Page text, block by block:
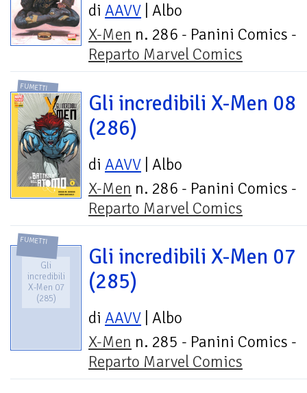
di AAVV | Albo
X-Men n. 286 - Panini Comics -
Reparto Marvel Comics
FUMETTI
Gli incredibili X-Men 08
(286)
di AAVV | Albo
X-Men n. 286 - Panini Comics -
Reparto Marvel Comics
FUMETTI
Gli
incredibili
X-Men 07
(285)
Gli incredibili X-Men 07
(285)
di AAVV | Albo
X-Men n. 285 - Panini Comics -
Reparto Marvel Comics